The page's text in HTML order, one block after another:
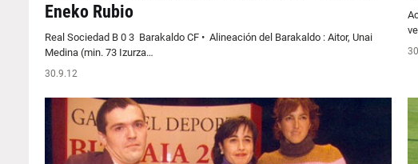
Eneko Rubio
Real Sociedad B 0 3 Barakaldo CF • Alineación del Barakaldo : Aitor, Unai
Medina (min. 73 Izurza…
30.9.12